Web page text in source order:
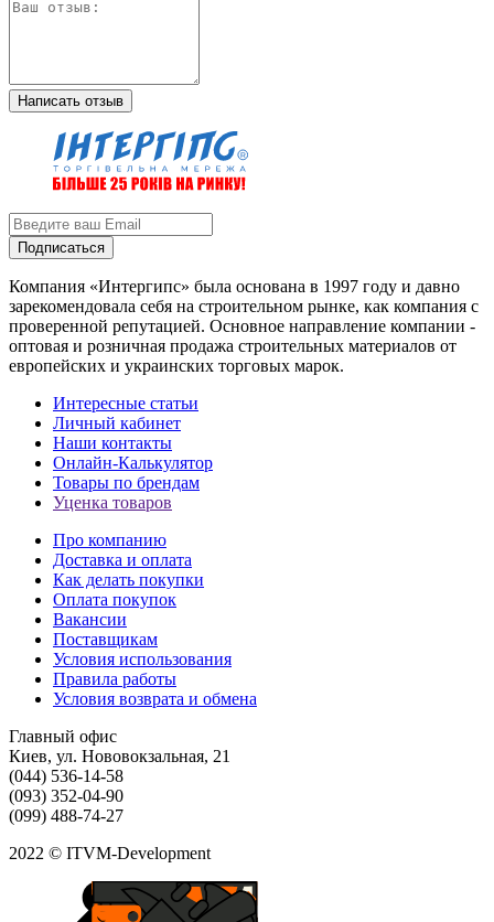
Написать отзыв
Подписаться
Компания «Интергипс» была основана в 1997 году и давно
зарекомендовала себя на строительном рынке, как компания с
проверенной репутацией. Основное направление компании -
оптовая и розничная продажа строительных материалов от
европейских и украинских торговых марок.
Интересные статьи
Личный кабинет
Наши контакты
Онлайн-Калькулятор
Товары по брендам
Уценка товаров
Про компанию
Доставка и оплата
Как делать покупки
Оплата покупок
Вакансии
Поставщикам
Условия использования
Правила работы
Условия возврата и обмена
Главный офис
Киев, ул. Нововокзальная, 21
(044) 536-14-58
(093) 352-04-90
(099) 488-74-27
2022 © ITVM-Development